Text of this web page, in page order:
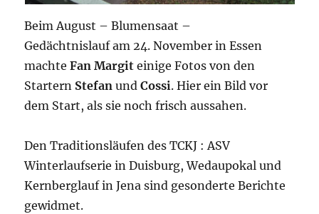
Beim August – Blumensaat –
Gedächtnislauf am 24. November in Essen
machteFan Margit einige Fotos von den
Startern Stefan undCossi. Hier ein Bild vor
dem Start, als sie noch frisch aussahen.
Den Traditionsläufen des TCKJ : ASV
Winterlaufserie in Duisburg, Wedaupokal und
Kernberglauf in Jena sind gesonderte Berichte
gewidmet.